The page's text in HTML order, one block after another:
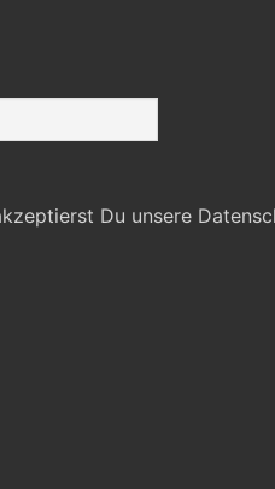
Du unsere